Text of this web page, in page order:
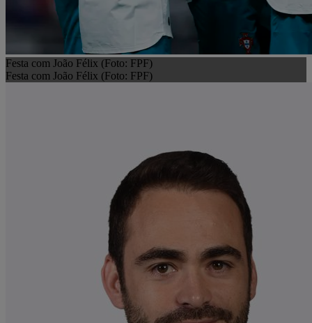
Festa com João Félix (Foto: FPF)
Festa com João Félix (Foto: FPF)